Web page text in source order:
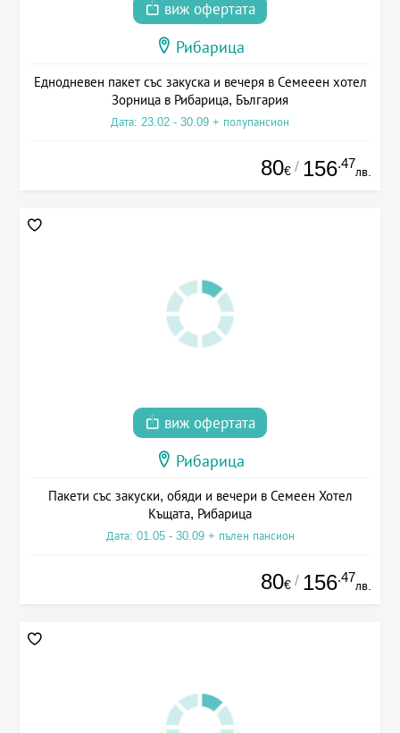
виж офертата
Рибарица
Еднодневен пакет със закуска и вечеря в Семееен хотел
Зорница в Рибарица, България
Дата: 23.02 - 30.09 + полупансион
80€ / 156.47
лв.
виж офертата
Рибарица
Пакети със закуски, обяди и вечери в Семеен Хотел
Къщата, Рибарица
Дата: 01.05 - 30.09 + пълен пансион
80€ / 156.47
лв.